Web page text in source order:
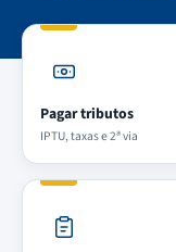
Pagar tributos
IPTU, taxas e 2ª via